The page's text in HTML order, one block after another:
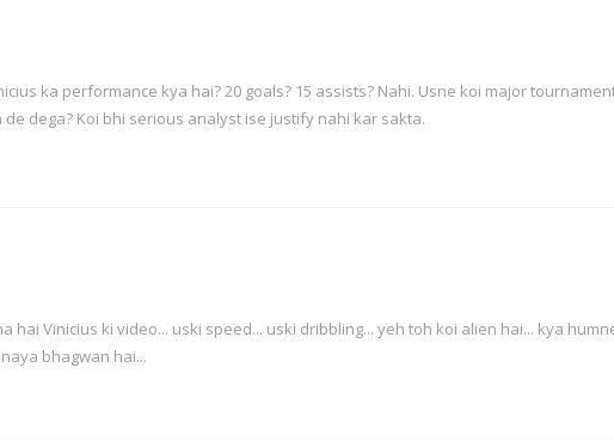
ka performance kya hai? 20 goals? 15 assists? Nahi. Usne koi major
de dega? Koi bhi serious analyst ise justify nahi kar sakta.
hai Vinicius ki video... uski speed... uski dribbling... yeh toh koi alien hai... kya
bhagwan hai...